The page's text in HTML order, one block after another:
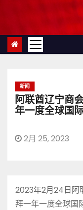
新闻
阿联酋辽宁商
年一度全球国
2月 25, 2023
2023年2月24日阿
拜一年一度全球国